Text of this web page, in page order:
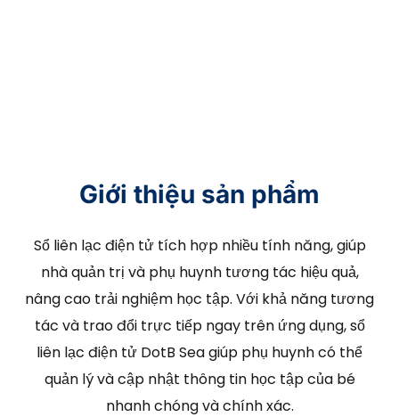
Giới thiệu sản phẩm
Sổ liên lạc điện tử tích hợp nhiều tính năng, giúp
nhà quản trị và phụ huynh tương tác hiệu quả,
nâng cao trải nghiệm học tập. Với khả năng tương
tác và trao đổi trực tiếp ngay trên ứng dụng, sổ
liên lạc điện tử DotB Sea giúp phụ huynh có thể
quản lý và cập nhật thông tin học tập của bé
nhanh chóng và chính xác.